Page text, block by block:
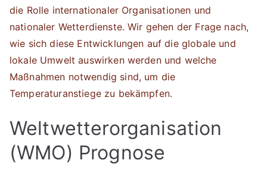
die Rolle internationaler Organisationen und
nationaler Wetterdienste. Wir gehen der Frage nach,
wie sich diese Entwicklungen auf die globale und
lokale Umwelt auswirken werden und welche
Maßnahmen notwendig sind, um die
Temperaturanstiege zu bekämpfen.
Weltwetterorganisation
(WMO) Prognose